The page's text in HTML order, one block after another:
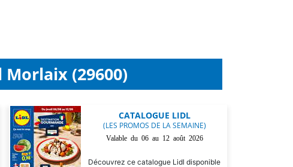
(29600)
CATALOGUE LIDL
(LES PROMOS DE LA SEMAINE)
Valable du 06 au 12 août 2026
Découvrez ce catalogue Lidl disponible